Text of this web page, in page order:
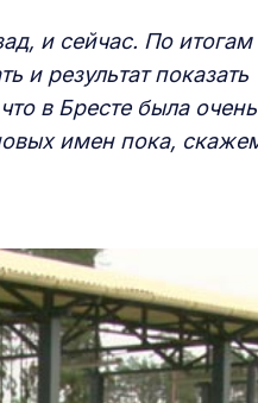
и сейчас. По итогам
и результат показать
в Бресте была очень
имен пока,